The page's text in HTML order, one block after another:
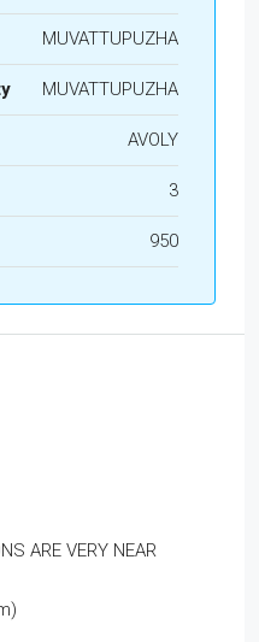
MUVATTUPUZHA
MUVATTUPUZHA
AVOLY
3
950
ARE VERY NEAR